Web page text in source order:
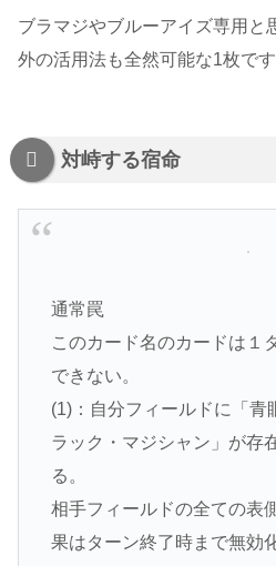
ブラマジやブルーアイズ専用と
外の活用法も全然可能な1枚です
対峙する宿命
通常罠
このカード名のカードは１
できない。
(1)：自分フィールドに「青
ラック・マジシャン」が存
る。
相手フィールドの全ての表
果はターン終了時まで無効